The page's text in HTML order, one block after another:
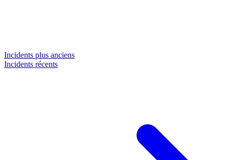
Incidents plus anciens
Incidents récents